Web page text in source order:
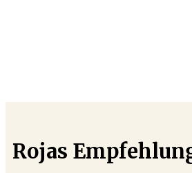
Rojas